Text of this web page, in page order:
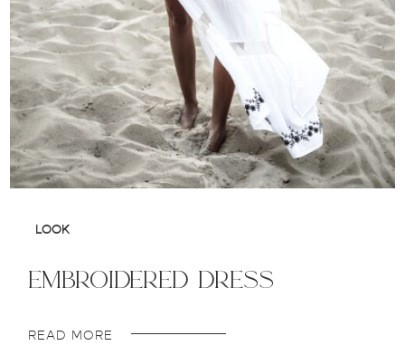
LOOK
embroidered dress
READ MORE